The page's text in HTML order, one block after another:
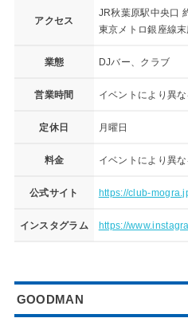
アクセス
JR秋葉原駅中央口
東京メトロ銀座線
業態 DJバー、クラブ
営業時間 イベントにより異な
定休日 月曜日
料金 イベントにより異な
公式サイト https://club-
インスタグラム https://
GOODMAN